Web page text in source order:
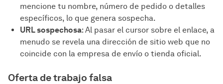
mencione tu nombre, número de pedido o detalles
específicos, lo que genera sospecha.
URL sospechosa: Al pasar el cursor sobre el enlace, a
menudo se revela una dirección de sitio web que no
coincide con la empresa de envío o tienda oficial.
Oferta de trabajo falsa